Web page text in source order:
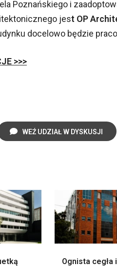
Poznańskiego i
jest OP
docelowo będzie
>>>
WEŹ UDZIAŁ W DYSKUSJI
Ognista cegła